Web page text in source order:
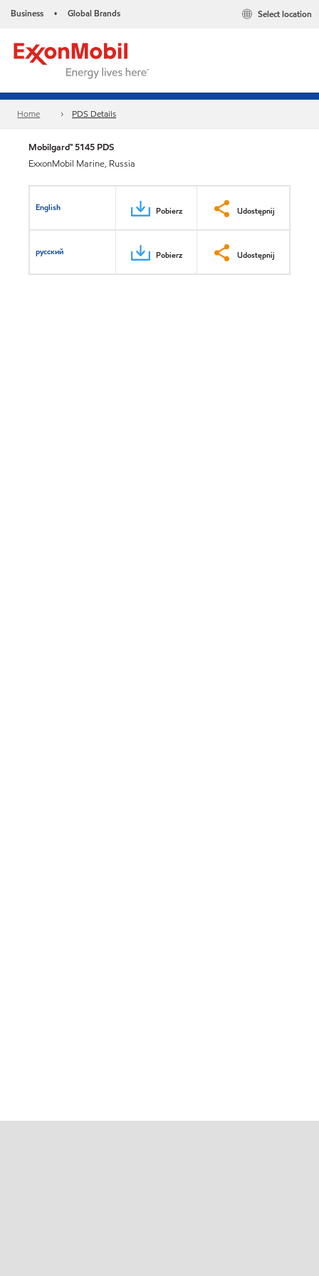
Business • Global Brands Select location
Home PDS Details
Mobilgard™ 5145 PDS
ExxonMobil Marine, Russia
English Pobierz Udostępnij
русский Pobierz Udostępnij